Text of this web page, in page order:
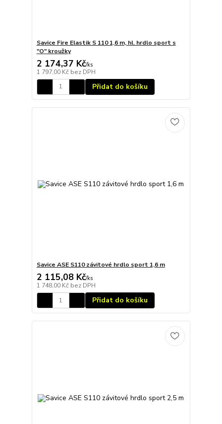
Savice Fire Elastik S 110 1,6 m, hl. hrdlo sport s
"O" kroužky
2 174,37 Kč/ks
1 797,00 Kč bez DPH
Přidat do košíku
Savice ASE S110 závitové hrdlo sport 1,6 m
2 115,08 Kč/ks
1 748,00 Kč bez DPH
Přidat do košíku